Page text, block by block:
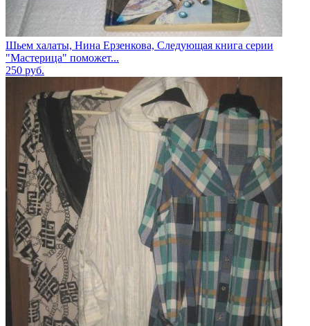
Шьем халаты, Нина Ерзенкова, Следующая книга серии
"Мастерица" поможет...
250 руб.